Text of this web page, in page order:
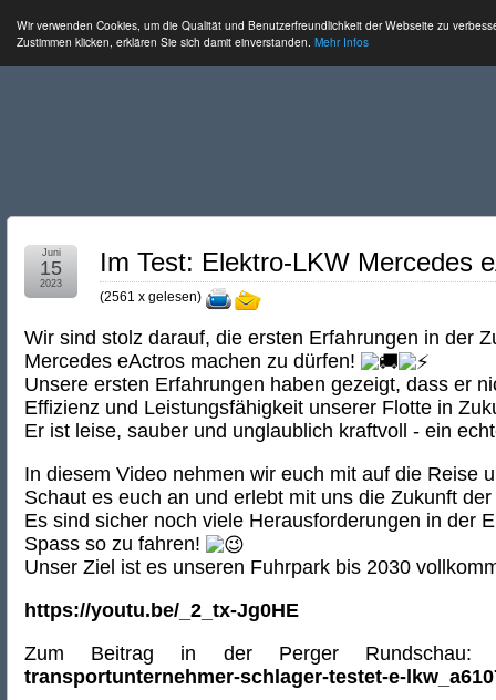
Wir verwenden Cookies, um die Qualität und Benutzerfreundlichkeit der Webseite zu
Zustimmen klicken, erklären Sie sich damit einverstanden. Mehr Infos
Im Test: Elektro-LKW Mercedes
(2561 x gelesen)
Juni
15
2023
Wir sind stolz darauf, die ersten Erfahrungen in der
Mercedes eActros machen zu dürfen!
Unsere ersten Erfahrungen haben gezeigt, dass er
Effizienz und Leistungsfähigkeit unserer Flotte in
Er ist leise, sauber und unglaublich kraftvoll - ein
In diesem Video nehmen wir euch mit auf die Reise
Schaut es euch an und erlebt mit uns die Zukunft
Es sind sicher noch viele Herausforderungen in der
Spass so zu fahren!
Unser Ziel ist es unseren Fuhrpark bis 2030
https://youtu.be/_2_tx-Jg0HE
Zum Beitrag in der Perger Rundschau:
transportunternehmer-schlager-testet-e-